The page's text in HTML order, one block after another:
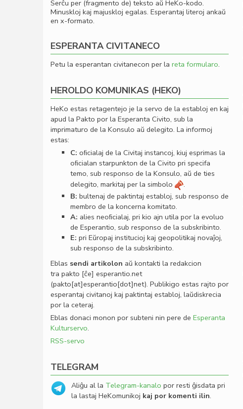
Serĉu per (fragmento de) teksto aŭ HeKo-kodo.
Minuskloj kaj majuskloj egalas. Esperantaj literoj ankaŭ
en x-formato.
ESPERANTA CIVITANECO
Petu la esperantan civitanecon per la reta formularo.
HEROLDO KOMUNIKAS (HEKO)
HeKo estas retagentejo je la servo de la establoj en kaj
apud la Pakto por la Esperanta Civito, sub la
imprimaturo de la Konsulo aŭ delegito. La informoj
estas:
C: oﬁcialaj de la Civitaj instancoj, kiuj esprimas la
oﬁcialan starpunkton de la Civito pri specifa
temo, sub responso de la Konsulo, aŭ de ties
delegito, markitaj per la simbolo
.
B: bultenaj de paktintaj establoj, sub responso de
membro de la koncerna komitato.
A: alies neoﬁcialaj, pri kio ajn utila por la evoluo
de Esperantio, sub responso de la subskribinto.
E: pri Eŭropaj institucioj kaj geopolitikaj novaĵoj,
sub responso de la subskribinto.
Eblas sendi artikolon aŭ kontakti la redakcion
tra pakto [ĉe] esperantio.net
(pakto[at]esperantio[dot]net). Publikigo estas rajto por
esperantaj civitanoj kaj paktintaj establoj, laŭdiskrecia
por la ceteraj.
Eblas donaci monon por subteni nin pere de Esperanta
Kulturservo.
RSS-servo
TELEGRAM
Aliĝu al la Telegram-kanalo por resti ĝisdata pri
la lastaj HeKomunikoj kaj por komenti ilin.